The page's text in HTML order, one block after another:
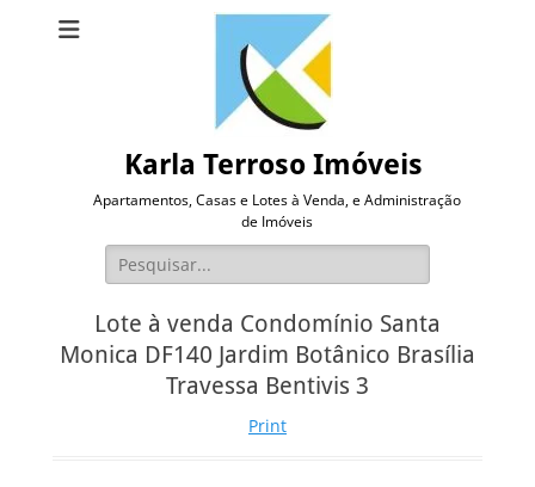
Karla Terroso Imóveis
Apartamentos, Casas e Lotes à Venda, e Administração
de Imóveis
Pesquisar
por:
Lote à venda Condomínio Santa
Monica DF140 Jardim Botânico Brasília
Travessa Bentivis 3
Print